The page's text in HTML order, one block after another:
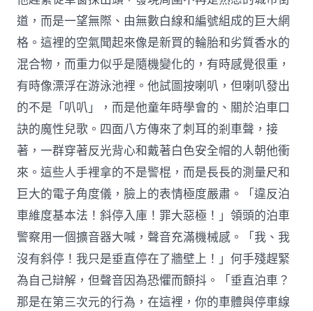
道，而是一望無際、由無數白線和編號組成的巨大網
格。這裡的空氣聞起來像是新買的輪胎和劣質香水的
混合物，而重力似乎是隨機變化的，有時感覺很重，
有時像漂浮在游泳池裡。他試圖按喇叭，但喇叭發出
的不是「叭叭」，而是他童年時學會的、關於泊車口
訣的魔性兒歌。四面八方傳來了刺耳的剎車聲，接
著，一群穿著反光背心和戴著白色安全帽的人朝他衝
來。這些人手裡拿的不是警棍，而是長長的測量尺和
巨大的電子角度儀，臉上的表情極度嚴肅。「違反泊
車維度基本法！斜停入庫！罪大惡極！」領頭的泊車
警察用一個擴音器大喊，聲音充滿機械感。「我、我
沒有斜停！我只是垂直停在了牆壁上！」何手殘趕緊
為自己辯解，但聲音因為恐懼而顫抖。「垂直泊車？
那是在第三次元的行為，在這裡，你的車體與停車線